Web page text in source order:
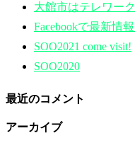
大館市はテレワー
Facebookで最新情
SOO2021 come visit!
SOO2020
最近のコメント
アーカイブ